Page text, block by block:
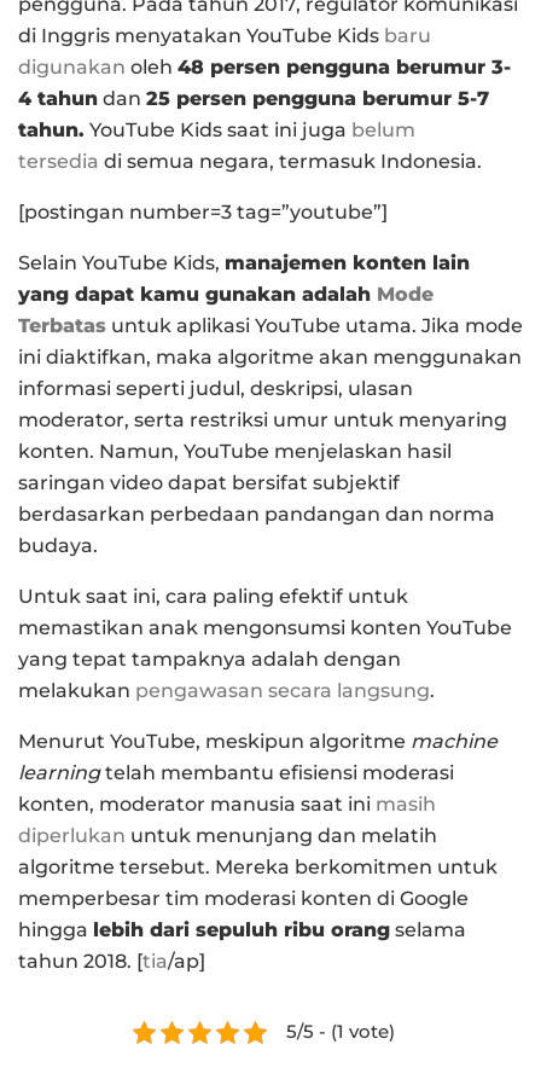
pengguna. Pada tahun 2017, regulator komunikasi
di Inggris menyatakan YouTube Kids baru
digunakan oleh 48 persen pengguna berumur 3-
4 tahun dan 25 persen pengguna berumur 5-7
tahun. YouTube Kids saat ini juga belum
tersedia di semua negara, termasuk Indonesia.
[postingan number=3 tag=”youtube”]
Selain YouTube Kids, manajemen konten lain
yang dapat kamu gunakan adalah Mode
Terbatas untuk aplikasi YouTube utama. Jika mode
ini diaktifkan, maka algoritme akan menggunakan
informasi seperti judul, deskripsi, ulasan
moderator, serta restriksi umur untuk menyaring
konten. Namun, YouTube menjelaskan hasil
saringan video dapat bersifat subjektif
berdasarkan perbedaan pandangan dan norma
budaya.
Untuk saat ini, cara paling efektif untuk
memastikan anak mengonsumsi konten YouTube
yang tepat tampaknya adalah dengan
melakukan pengawasan secara langsung.
Menurut YouTube, meskipun algoritme machine
learningtelah membantu efisiensi moderasi
konten, moderator manusia saat ini masih
diperlukan untuk menunjang dan melatih
algoritme tersebut. Mereka berkomitmen untuk
memperbesar tim moderasi konten di Google
hingga lebih dari sepuluh ribu orang selama
tahun 2018. [tia/ap]
5/5 - (1 vote)